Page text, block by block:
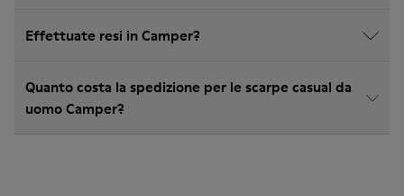
Effettuate resi in Camper?
Quanto costa la spedizione per le scarpe casual da
uomo Camper?